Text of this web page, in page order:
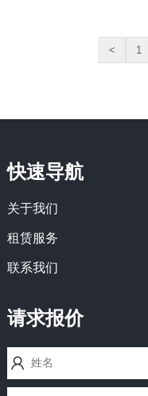
< 1
快速导航
关于我们
租赁服务
联系我们
请求报价